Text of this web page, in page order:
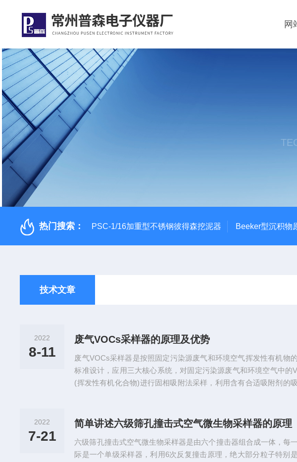
网
热门搜索： PSC-1/16加重型不锈钢彼得森挖泥器 Beeker型沉积物
技术文章
2022
8-11
废气VOCs采样器的原理及优势
废气VOCs采样器是按照固定污染源废气和环境空气挥发性有机物
标准设计，应用三大核心系统，对固定污染源废气和环境空气中的
(挥发性有机化合物)进行固相吸附法采样，利用含有合适吸附剂的
泵从采样桶内抽取气体形成负压，桶内外形成压力差后，桶内的采气
样品的采集。该设备可以采...
2022
7-21
简单讲述六级筛孔撞击式空气微生物采样器的原理
六级筛孔撞击式空气微生物采样器是由六个撞击器组合成一体，每
际是一个单级采样器，利用6次反复撞击原理，绝大部分粒子特别